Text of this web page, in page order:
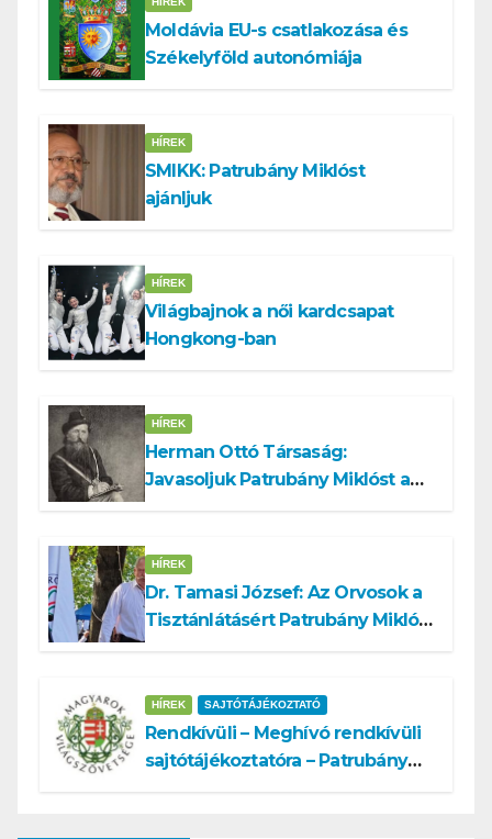
Moldávia EU-s csatlakozása és
Székelyföld autonómiája
HÍREK
SMIKK: Patrubány Miklóst
ajánljuk
HÍREK
Világbajnok a női kardcsapat
Hongkong-ban
HÍREK
Herman Ottó Társaság:
Javasoljuk Patrubány Miklóst a
HÍREK
Dr. Tamasi József: Az Orvosok a
Tisztánlátásért Patrubány Miklóst
HÍREK SAJTÓTÁJÉKOZTATÓ
Rendkívüli – Meghívó rendkívüli
sajtótájékoztatóra – Patrubány